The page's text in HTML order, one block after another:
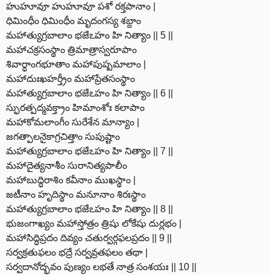
హుహూవూ హుహూవూ పశో రక్తపానాం |
ధిమింధీం ధిమింధీం మృదంగస్య శబ్దాం
మహాత్యుగ్రబాలాం భజేఽహం హి నిత్యాం || 5 ||
మహాచక్రసంస్థాం త్రిమాత్రాస్వరూపాం
శివార్ధాంగభూతాం మహాపుష్పమాలాం |
మహాదుఃఖహర్త్రీం మహాప్రేతసంస్థాం
మహాత్యుగ్రబాలాం భజేఽహం హి నిత్యాం || 6 ||
స్ఫురత్పద్మవక్త్రాం హిమాంశోః కలాపాం
మహాకోమలాంగీం సురేశేన మాన్యాం |
జగత్పాలనైకాగ్రచిత్తాం సుపుష్టాం
మహాత్యుగ్రబాలాం భజేఽహం హి నిత్యాం || 7 ||
మహాదైత్యనాశీం సురానిత్యపాలీం
మహాబుద్ధిరాశిం కవీనాం ముఖస్థాం |
జటీనాం హృదిస్థాం మనూనాం శిరఃస్థాం
మహాత్యుగ్రబాలాం భజేఽహం హి నిత్యాం || 8 ||
భుజంగాఖ్యం మహాస్తోత్రం త్రిషు లోకేషు దుర్లభం |
మహాసిద్ధిప్రదం దివ్యం చతుర్వర్గఫలప్రదం || 9 ||
సర్వక్రతుఫలం భద్రే సర్వవ్రతఫలం తథా |
సర్వదానోద్భవం పుణ్యం లభతే నాత్ర సంశయః || 10 ||